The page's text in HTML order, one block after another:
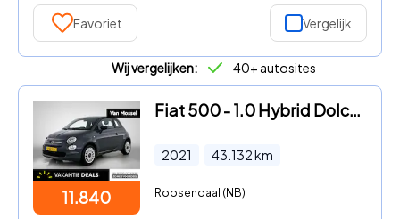
Favoriet Vergelijk
Wij vergelijken: 40+ autosites
11.840
Fiat 500 - 1.0 Hybrid Dolcevita | Airco | Apple Carplay/Android Auto
2021 43.132km
Roosendaal (NB)